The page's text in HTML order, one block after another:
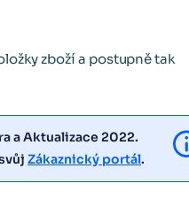
zboží a postupně tak
a Aktualizace 2022.
Zákaznický portál.